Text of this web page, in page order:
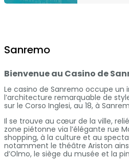
Sanremo
Bienvenue au Casino de
Le casino de Sanremo occupe
l’architecture remarquable de
sur le Corso Inglesi, au 18, à
Il se trouve au cœur de la ville,
zone piétonne via l’élégante rue
shopping, à la culture et au
notamment le théâtre Ariston
d’Olmo, le siège du musée et la